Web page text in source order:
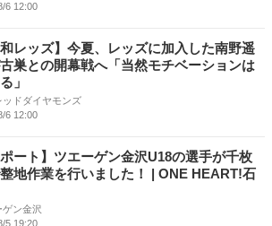
6 12:00
和レッズ】今夏、レッズに加入した南野遥
巣との開幕戦へ「当然モチベーションは
」
ッドダイヤモンズ
6 12:00
ポート】ツエーゲン金沢U18の選手が千枚
地作業を行いました！ | ONE HEART!石
ゲン金沢
5 19:20